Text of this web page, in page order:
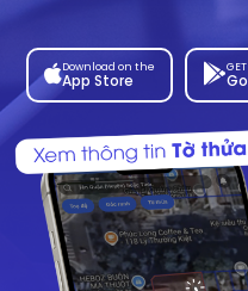
Download on the
App Store